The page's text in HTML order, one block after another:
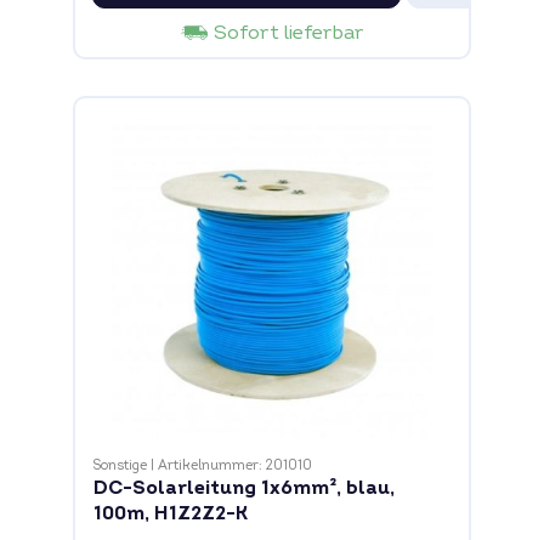
Sofort lieferbar
Sonstige Artikelnummer: 201010
DC-Solarleitung 1x6mm², blau,
100m, H1Z2Z2-K